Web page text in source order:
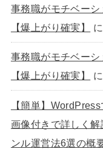
事務職がモチベー
【爆上がり確実】
に
事務職がモチベー
【爆上がり確実】
【簡単】
画像付きで詳しく解
ンル運営法6選の概